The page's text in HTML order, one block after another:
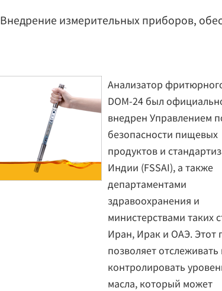
Внедрение измерительных приборов,
Анализатор
DOM-24 был
внедрен Управлением
безопасности пищевых
продуктов и
Индии (FSSAI), а также
департаментами
здравоохранения и
министерствами таких
Иран, Ирак и ОАЭ. Этот
позволяет отслеживать
контролировать
масла, который может